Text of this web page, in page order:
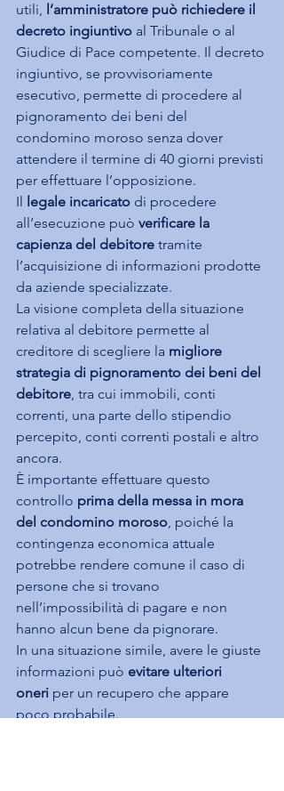
utili, l’amministratore può richiedere il
decreto ingiuntivo al Tribunale o al
Giudice di Pace competente. Il decreto
ingiuntivo, se provvisoriamente
esecutivo, permette di procedere al
pignoramento dei beni del
condomino moroso senza dover
attendere il termine di 40 giorni previsti
per effettuare l’opposizione.
Il legale incaricato di procedere
all’esecuzione può verificare la
capienza del debitore tramite
l’acquisizione di informazioni prodotte
da aziende specializzate.
La visione completa della situazione
relativa al debitore permette al
creditore di scegliere la migliore
strategia di pignoramento dei beni del
debitore, tra cui immobili, conti
correnti, una parte dello stipendio
percepito, conti correnti postali e altro
ancora.
È importante effettuare questo
controllo prima della messa in mora
del condomino moroso, poiché la
contingenza economica attuale
potrebbe rendere comune il caso di
persone che si trovano
nell’impossibilità di pagare e non
hanno alcun bene da pignorare.
In una situazione simile, avere le giuste
informazioni può evitare ulteriori
oneri per un recupero che appare
poco probabile.